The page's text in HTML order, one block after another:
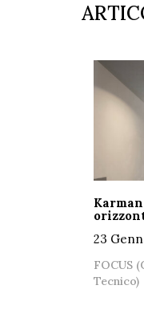
23
FOCUS
Tecnico)